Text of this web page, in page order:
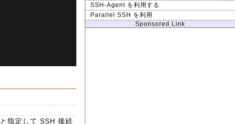
指定して SSH 接続
SSH-Agent を利用する
Parallel SSH を利用
Sponsored Link